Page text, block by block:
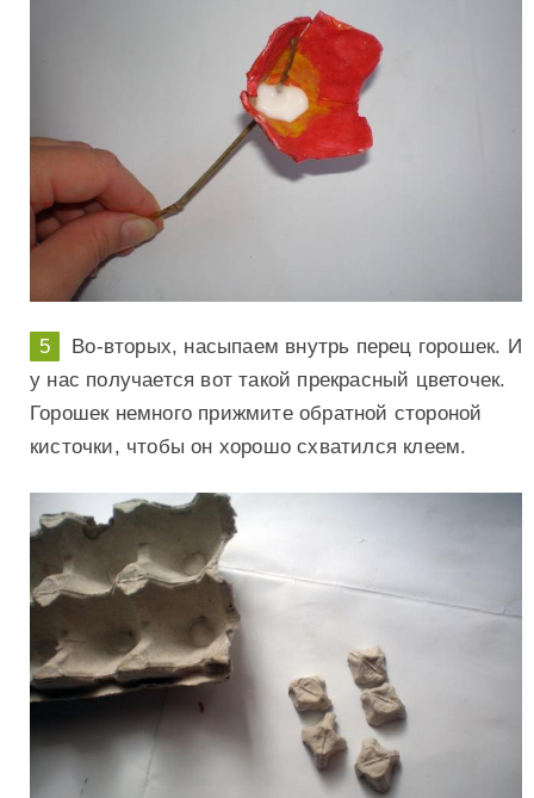
Во-вторых, насыпаем внутрь перец горошек. И
у нас получается вот такой прекрасный цветочек.
Горошек немного прижмите обратной стороной
кисточки, чтобы он хорошо схватился клеем.